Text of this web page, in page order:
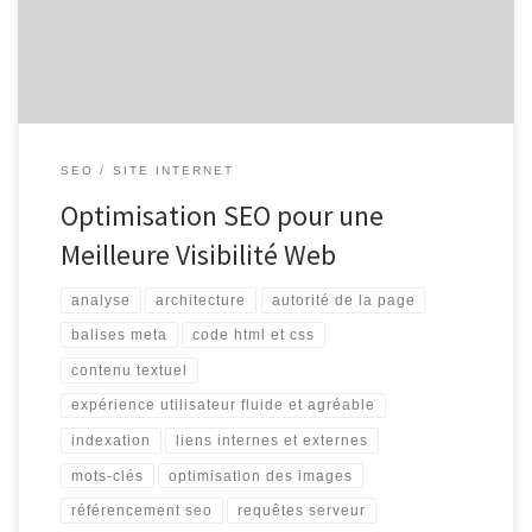
SEO SITE INTERNET
Optimisation SEO pour une
Meilleure Visibilité Web
analyse architecture autorité de la page
balises meta code html et css
contenu textuel
expérience utilisateur fluide et agréable
indexation liens internes et externes
mots-clés optimisation des images
référencement seo requêtes serveur